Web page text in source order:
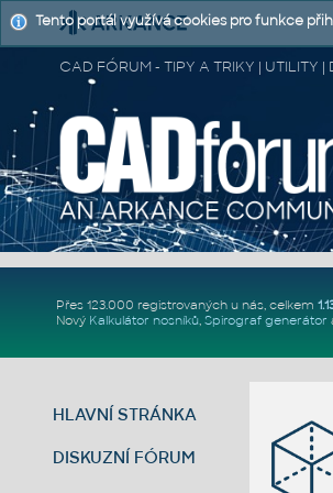
CAD FÓRUM - TIPY A TRIKY | UTILITY
Přes 123.000 registrovaných u nás, celkem
Nový Kalkulátor nosníků, Spirograf generátor
HLAVNÍ STRÁNKA
DISKUZNÍ FÓRUM
Tento portál využívá cookies pro funkce